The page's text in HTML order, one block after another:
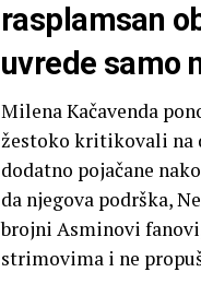
rasplamsan
uvrede samo
Milena Kačavenda
žestoko kritikovali na
dodatno pojačane
da njegova podrška,
brojni Asminovi
strimovima i ne